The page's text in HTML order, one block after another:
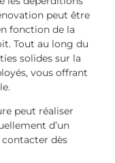
peut être
fonction de la
Tout au long du
solides sur la
vous offrant
peut réaliser
d’un
contacter dès